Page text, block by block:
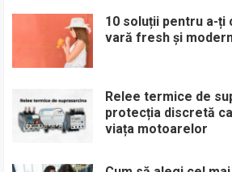
10 soluții pentru a-ți
vară fresh și
Relee termice de
protecția discretă
viața motoarelor